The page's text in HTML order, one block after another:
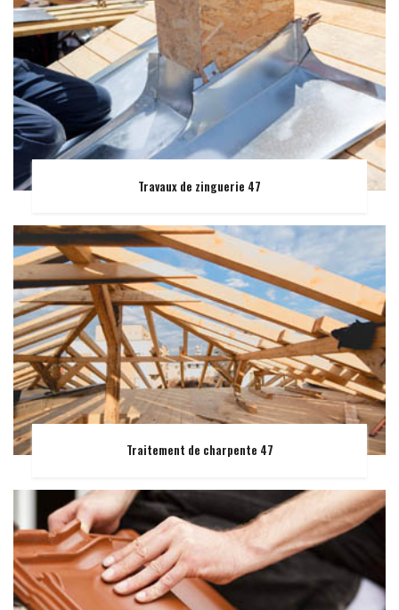
Travaux de zinguerie 47
Traitement de charpente 47